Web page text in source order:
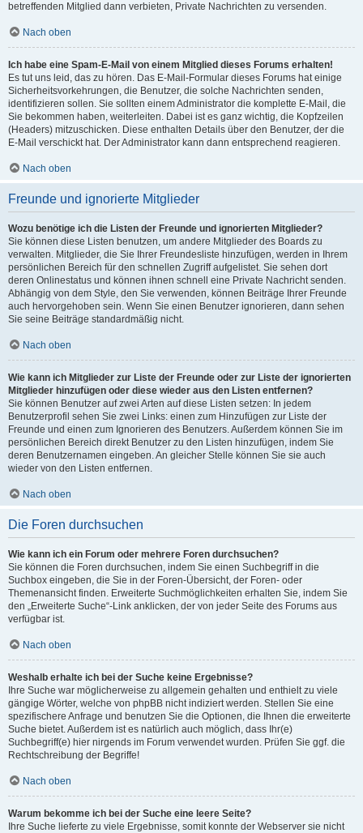
betreffenden Mitglied dann verbieten, Private Nachrichten zu versenden.
Nach oben
Ich habe eine Spam-E-Mail von einem Mitglied dieses Forums erhalten!
Es tut uns leid, das zu hören. Das E-Mail-Formular dieses Forums hat einige
Sicherheitsvorkehrungen, die Benutzer, die solche Nachrichten senden,
identifizieren sollen. Sie sollten einem Administrator die komplette E-Mail, die
Sie bekommen haben, weiterleiten. Dabei ist es ganz wichtig, die Kopfzeilen
(Headers) mitzuschicken. Diese enthalten Details über den Benutzer, der die
E-Mail verschickt hat. Der Administrator kann dann entsprechend reagieren.
Nach oben
Freunde und ignorierte Mitglieder
Wozu benötige ich die Listen der Freunde und ignorierten Mitglieder?
Sie können diese Listen benutzen, um andere Mitglieder des Boards zu
verwalten. Mitglieder, die Sie Ihrer Freundesliste hinzufügen, werden in Ihrem
persönlichen Bereich für den schnellen Zugriff aufgelistet. Sie sehen dort
deren Onlinestatus und können ihnen schnell eine Private Nachricht senden.
Abhängig von dem Style, den Sie verwenden, können Beiträge Ihrer Freunde
auch hervorgehoben sein. Wenn Sie einen Benutzer ignorieren, dann sehen
Sie seine Beiträge standardmäßig nicht.
Nach oben
Wie kann ich Mitglieder zur Liste der Freunde oder zur Liste der ignorierten
Mitglieder hinzufügen oder diese wieder aus den Listen entfernen?
Sie können Benutzer auf zwei Arten auf diese Listen setzen: In jedem
Benutzerprofil sehen Sie zwei Links: einen zum Hinzufügen zur Liste der
Freunde und einen zum Ignorieren des Benutzers. Außerdem können Sie im
persönlichen Bereich direkt Benutzer zu den Listen hinzufügen, indem Sie
deren Benutzernamen eingeben. An gleicher Stelle können Sie sie auch
wieder von den Listen entfernen.
Nach oben
Die Foren durchsuchen
Wie kann ich ein Forum oder mehrere Foren durchsuchen?
Sie können die Foren durchsuchen, indem Sie einen Suchbegriff in die
Suchbox eingeben, die Sie in der Foren-Übersicht, der Foren- oder
Themenansicht finden. Erweiterte Suchmöglichkeiten erhalten Sie, indem Sie
den „Erweiterte Suche“-Link anklicken, der von jeder Seite des Forums aus
verfügbar ist.
Nach oben
Weshalb erhalte ich bei der Suche keine Ergebnisse?
Ihre Suche war möglicherweise zu allgemein gehalten und enthielt zu viele
gängige Wörter, welche von phpBB nicht indiziert werden. Stellen Sie eine
spezifischere Anfrage und benutzen Sie die Optionen, die Ihnen die erweiterte
Suche bietet. Außerdem ist es natürlich auch möglich, dass Ihr(e)
Suchbegriff(e) hier nirgends im Forum verwendet wurden. Prüfen Sie ggf. die
Rechtschreibung der Begriffe!
Nach oben
Warum bekomme ich bei der Suche eine leere Seite?
Ihre Suche lieferte zu viele Ergebnisse, somit konnte der Webserver sie nicht